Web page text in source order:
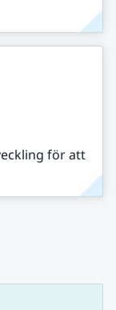
för att